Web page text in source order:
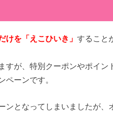
けを「えこひいき」 すること
すが、特別クーポンやポイン
ペーンです。
となってしまいましたが、